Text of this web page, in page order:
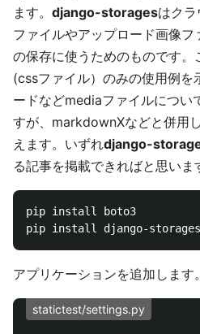
ます。 django-storagesはク
ファイルやアップロード画像フ
の保存に使うためのものです
(cssファイル）のみの使用例を
ードなどmediaファイルについ
すが、markdownXなどと併用
えます。いずれdjango-
る記事を掲載できればと思いま
pip install boto3
アプリケーションを追加します。
statictest/settings.py